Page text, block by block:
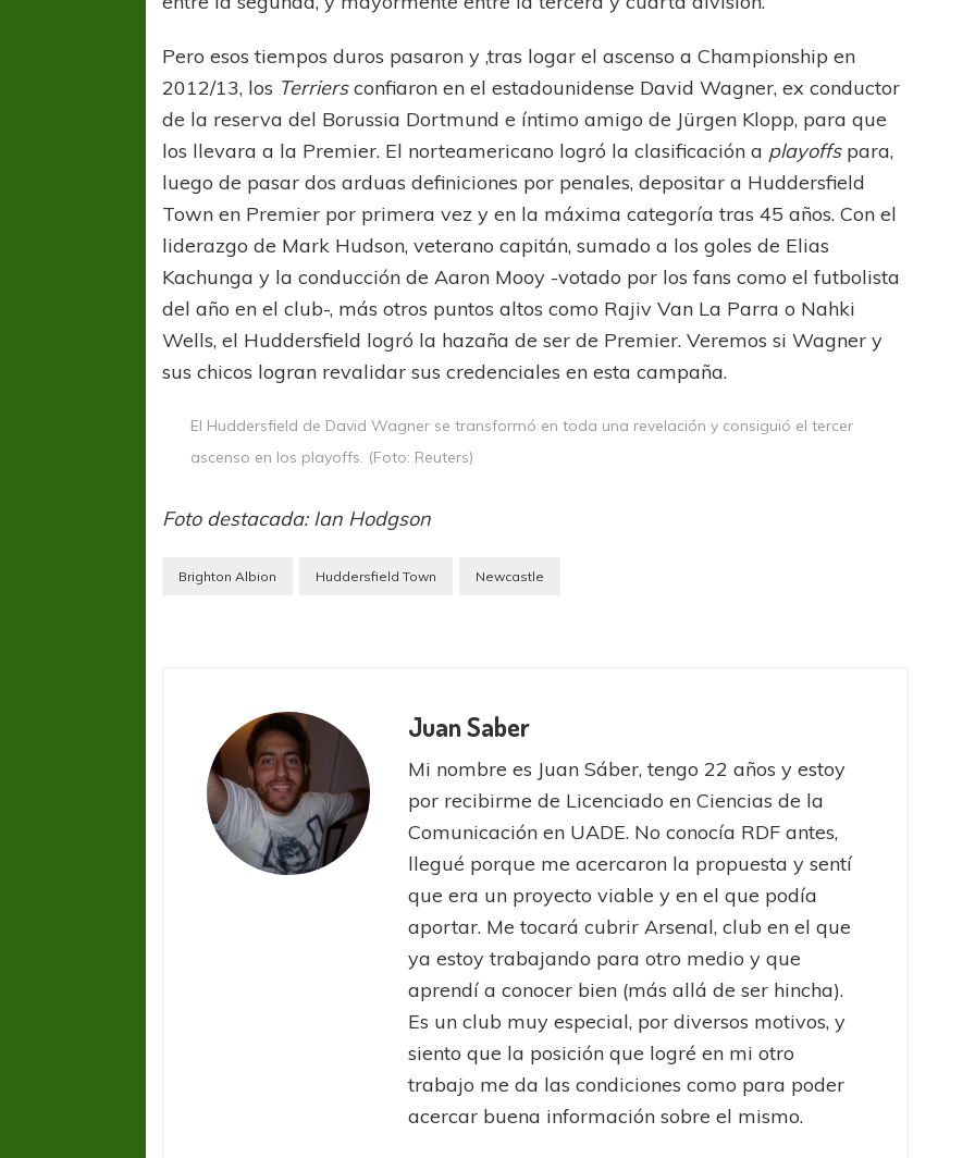
Pero esos tiempos duros pasaron y ,tras logar el ascenso a Championship en
2012/13, los Terriersconfiaron en el estadounidense David Wagner, ex conductor
de la reserva del Borussia Dortmund e íntimo amigo de Jürgen Klopp, para que
los llevara a la Premier. El norteamericano logró la clasificación a playoffs para,
luego de pasar dos arduas definiciones por penales, depositar a Huddersfield
Town en Premier por primera vez y en la máxima categoría tras 45 años. Con el
liderazgo de Mark Hudson, veterano capitán, sumado a los goles de Elias
Kachunga y la conducción de Aaron Mooy -votado por los fans como el futbolista
del año en el club-, más otros puntos altos como Rajiv Van La Parra o Nahki
Wells, el Huddersfield logró la hazaña de ser de Premier. Veremos si Wagner y
sus chicos logran revalidar sus credenciales en esta campaña.
El Huddersfield de David Wagner se transformó en toda una revelación y consiguió el tercer
ascenso en los playoffs. (Foto: Reuters)
Foto destacada: Ian Hodgson
Brighton Albion Huddersfield Town Newcastle
Juan Saber
Mi nombre es Juan Sáber, tengo 22 años y estoy
por recibirme de Licenciado en Ciencias de la
Comunicación en UADE. No conocía RDF antes,
llegué porque me acercaron la propuesta y sentí
que era un proyecto viable y en el que podía
aportar. Me tocará cubrir Arsenal, club en el que
ya estoy trabajando para otro medio y que
aprendí a conocer bien (más allá de ser hincha).
Es un club muy especial, por diversos motivos, y
siento que la posición que logré en mi otro
trabajo me da las condiciones como para poder
acercar buena información sobre el mismo.